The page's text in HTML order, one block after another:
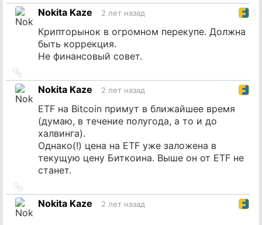
на
источник
Nokita Kaze 2 лет назад
Крипторынок в огромном перекупе. Должна
быть коррекция.
Не финансовый совет.
на
источник
Nokita Kaze 2 лет назад
ETF на Bitcoin примут в ближайшее время
(думаю, в течение полугода, а то и до
халвинга).
Однако(!) цена на ETF уже заложена в
текущую цену Биткоина. Выше он от ETF не
станет.
на
источник
Nokita Kaze 2 лет назад